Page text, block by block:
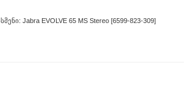
Jabra EVOLVE 65 MS Stereo [6599-823-309]